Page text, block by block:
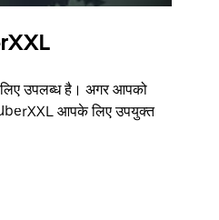
उपलब्ध है। अगर आपको
UberXXL आपके लिए उपयुक्त